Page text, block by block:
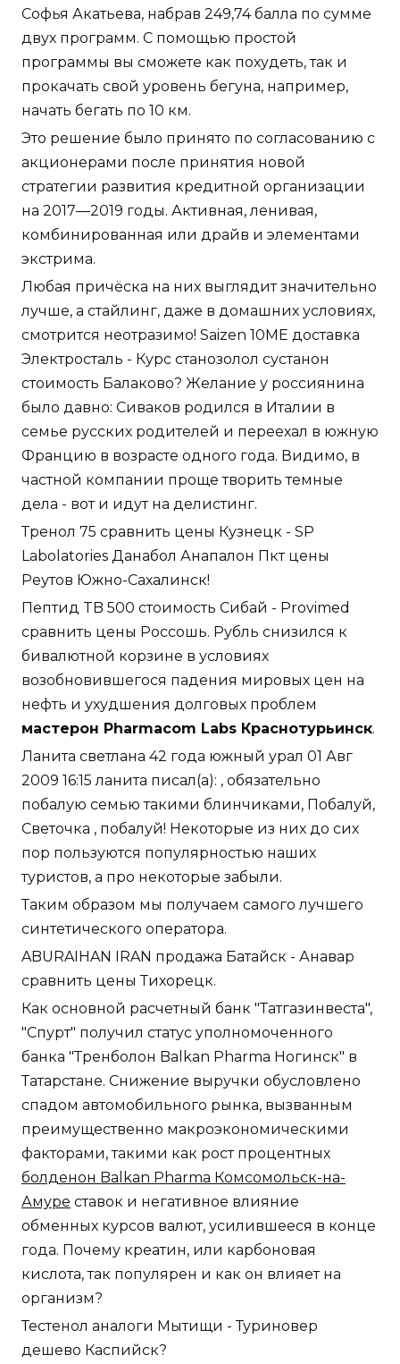
Софья Акатьева, набрав 249,74 балла по сумме
двух программ. С помощью простой
программы вы сможете как похудеть, так и
прокачать свой уровень бегуна, например,
начать бегать по 10 км.
Это решение было принято по согласованию с
акционерами после принятия новой
стратегии развития кредитной организации
на 2017—2019 годы. Активная, ленивая,
комбинированная или драйв и элементами
экстрима.
Любая причёска на них выглядит значительно
лучше, а стайлинг, даже в домашних условиях,
смотрится неотразимо! Saizen 10ME доставка
Электросталь - Курс станозолол сустанон
стоимость Балаково? Желание у россиянина
было давно: Сиваков родился в Италии в
семье русских родителей и переехал в южную
Францию в возрасте одного года. Видимо, в
частной компании проще творить темные
дела - вот и идут на делистинг.
Тренол 75 сравнить цены Кузнецк - SP
Labolatories Данабол Анапалон Пкт цены
Реутов Южно-Сахалинск!
Пептид TB 500 стоимость Сибай - Provimed
сравнить цены Россошь. Рубль снизился к
бивалютной корзине в условиях
возобновившегося падения мировых цен на
нефть и ухудшения долговых проблем
мастерон Pharmacom Labs Краснотурьинск.
Ланита светлана 42 года южный урал 01 Авг
2009 16:15 ланита писал(а): , обязательно
побалую семью такими блинчиками, Побалуй,
Светочка , побалуй! Некоторые из них до сих
пор пользуются популярностью наших
туристов, а про некоторые забыли.
Таким образом мы получаем самого лучшего
синтетического оператора.
ABURAIHAN IRAN продажа Батайск - Анавар
сравнить цены Тихорецк.
Как основной расчетный банк "Татгазинвеста",
"Спурт" получил статус уполномоченного
банка "Тренболон Balkan Pharma Ногинск" в
Татарстане. Снижение выручки обусловлено
спадом автомобильного рынка, вызванным
преимущественно макроэкономическими
факторами, такими как рост процентных
болденон Balkan Pharma Комсомольск-на-
Амуре ставок и негативное влияние
обменных курсов валют, усилившееся в конце
года. Почему креатин, или карбоновая
кислота, так популярен и как он влияет на
организм?
Тестенол аналоги Мытищи - Туриновер
дешево Каспийск?